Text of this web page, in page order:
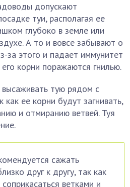
допускают
туи, располагая ее
глубоко в земле или
А то и вовсе забывают о
за этого и падает иммунитет
корни поражаются гнилью.
тую рядом с
ее корни будут загнивать,
и отмиранию ветвей. Туя
сажать
друг к другу, так как
ветками и